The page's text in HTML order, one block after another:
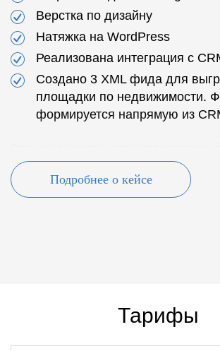
Верстка по дизайну
Натяжка на WordPress
Реализована интеграция с
Создано 3 XML фида для
площадки по недвижимости.
формируется напрямую из
реализации нет ничего подобного
решению и функциональности в
Турции.
Подробнее о кейсе
Тарифы